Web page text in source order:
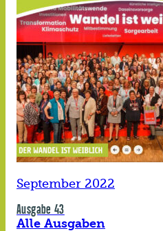
September 2022
Ausgabe 43
Alle Ausgaben